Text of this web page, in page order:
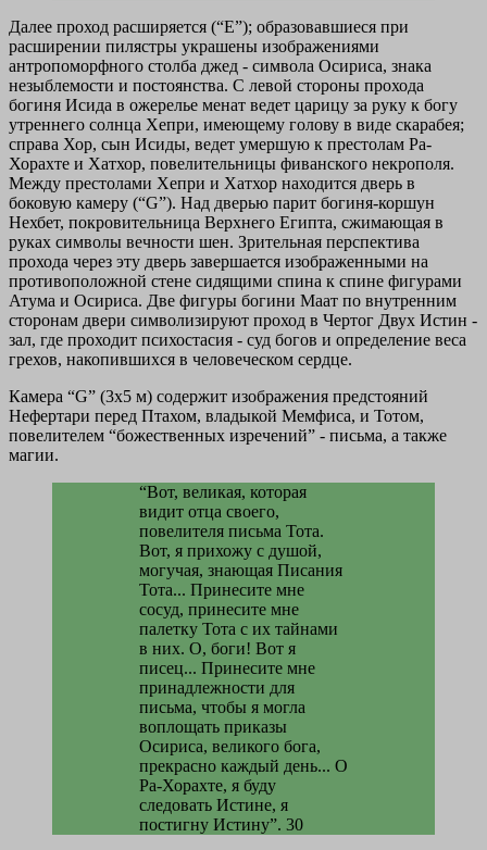
Далее проход расширяется (“E”); образовавшиеся при
расширении пилястры украшены изображениями
антропоморфного столба джед - символа Осириса, знака
незыблемости и постоянства. С левой стороны прохода
богиня Исида в ожерелье менат ведет царицу за руку к богу
утреннего солнца Хепри, имеющему голову в виде скарабея;
справа Хор, сын Исиды, ведет умершую к престолам Ра-
Хорахте и Хатхор, повелительницы фиванского некрополя.
Между престолами Хепри и Хатхор находится дверь в
боковую камеру (“G”). Над дверью парит богиня-коршун
Нехбет, покровительница Верхнего Египта, сжимающая в
руках символы вечности шен. Зрительная перспектива
прохода через эту дверь завершается изображенными на
противоположной стене сидящими спина к спине фигурами
Атума и Осириса. Две фигуры богини Маат по внутренним
сторонам двери символизируют проход в Чертог Двух Истин -
зал, где проходит психостасия - суд богов и определение веса
грехов, накопившихся в человеческом сердце.
Камера “G” (3x5 м) содержит изображения предстояний
Нефертари перед Птахом, владыкой Мемфиса, и Тотом,
повелителем “божественных изречений” - письма, а также
магии.
“Вот, великая, которая
видит отца своего,
повелителя письма Тота.
Вот, я прихожу с душой,
могучая, знающая Писания
Тота... Принесите мне
сосуд, принесите мне
палетку Тота с их тайнами
в них. О, боги! Вот я
писец... Принесите мне
принадлежности для
письма, чтобы я могла
воплощать приказы
Осириса, великого бога,
прекрасно каждый день... О
Ра-Хорахте, я буду
следовать Истине, я
постигну Истину”. 30